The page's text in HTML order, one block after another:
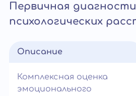
Первичная
психологических
Описание
Комплексная оценка
эмоционального